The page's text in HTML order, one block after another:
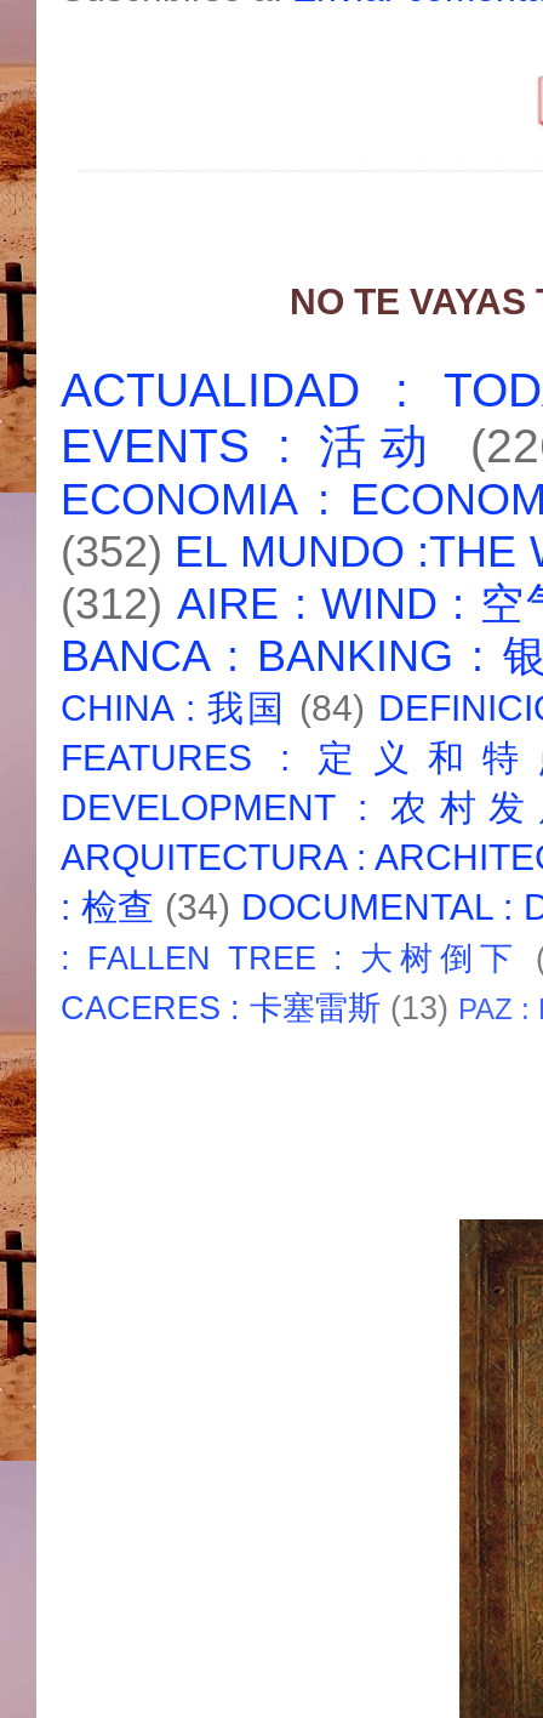
NO TE
ACTUALIDAD :
EVENTS : 活动
ECONOMIA :
(352) EL MUNDO :THE
(312) AIRE : WIND : 空
BANCA : BANKING :
CHINA : 我国 (84)
FEATURES : 定义和
DEVELOPMENT : 农村
ARQUITECTURA :
: 检查 (34) DOCUMENTAL :
: FALLEN TREE : 大树倒下
CACERES : 卡塞雷斯 (13) PAZ :